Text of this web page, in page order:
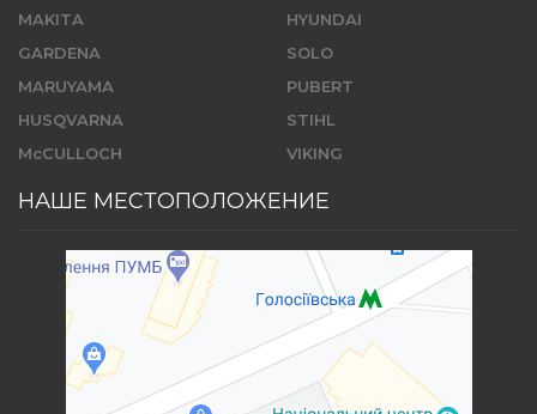
MAKITA
GARDENA
MARUYAMA
HUSQVARNA
McCULLOCH
HYUNDAI
SOLO
PUBERT
STIHL
VIKING
НАШЕ МЕСТОПОЛОЖЕНИЕ